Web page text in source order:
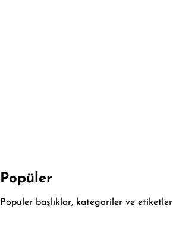
Popüler
Popüler başlıklar, kategoriler ve etiketler